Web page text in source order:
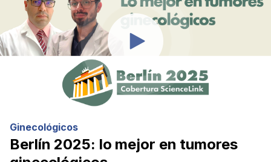
Ginecológicos
Berlín 2025: lo mejor en tumores